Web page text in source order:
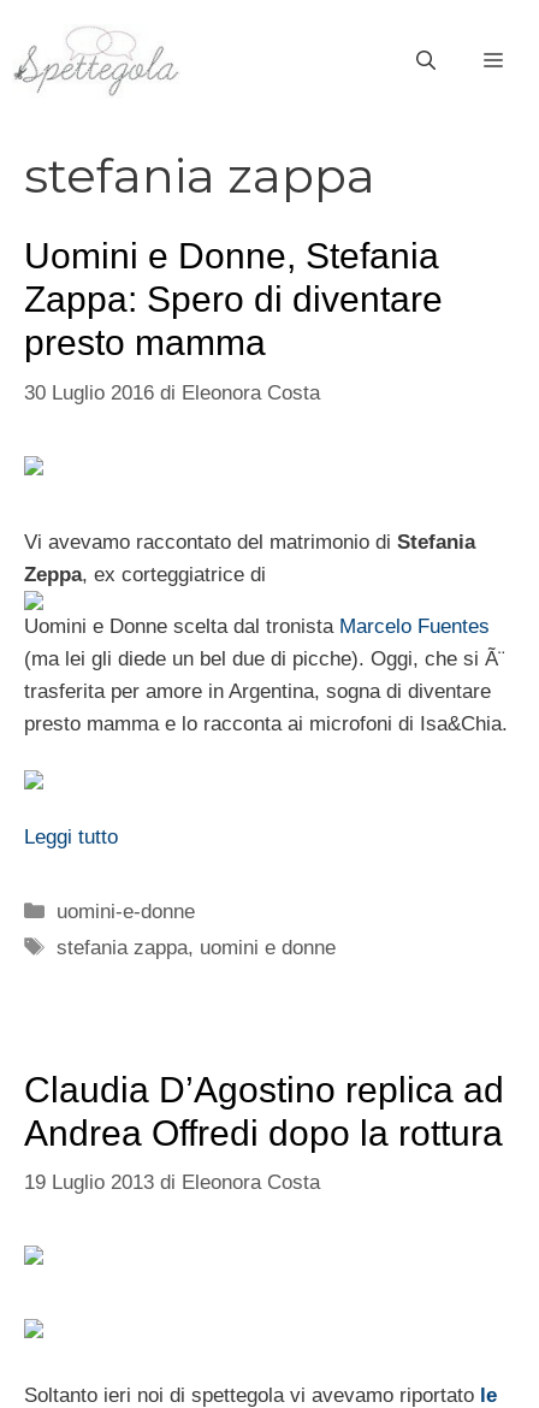
contenuto
stefania zappa
Uomini e Donne, Stefania
Zappa: Spero di diventare
presto mamma
30 Luglio 2016 di Eleonora Costa
Vi avevamo raccontato del matrimonio di Stefania
Zeppa, ex corteggiatrice di
Uomini e Donne scelta dal tronista Marcelo Fuentes
(ma lei gli diede un bel due di picche). Oggi, che si Ã¨
trasferita per amore in Argentina, sogna di diventare
presto mamma e lo racconta ai microfoni di Isa&Chia.
Leggi tutto
Categorie
uomini-e-donne
Tag
stefania zappa, uomini e donne
Claudia D’Agostino replica ad
Andrea Offredi dopo la rottura
19 Luglio 2013 di Eleonora Costa
Soltanto ieri noi di spettegola vi avevamo riportato le